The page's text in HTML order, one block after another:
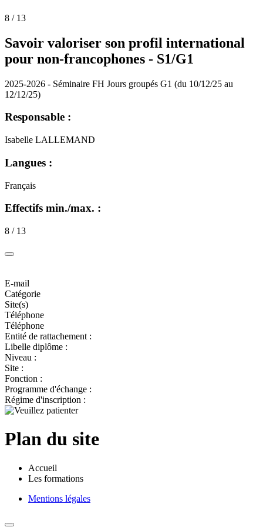
8 / 13
Savoir valoriser son profil international
pour non-francophones - S1/G1
2025-2026 - Séminaire FH Jours groupés G1 (du 10/12/25 au
12/12/25)
Responsable :
Isabelle LALLEMAND
Langues :
Français
Effectifs min./max. :
8 / 13
E-mail
Catégorie
Site(s)
Téléphone
Téléphone
Entité de rattachement :
Libelle diplôme :
Niveau :
Site :
Fonction :
Programme d'échange :
Régime d'inscription :
Plan du site
Accueil
Les formations
Mentions légales